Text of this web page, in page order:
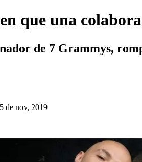
que una
de 7 Grammys,
de nov, 2019